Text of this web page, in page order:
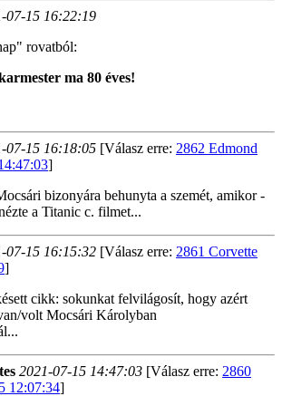
07-15 16:22:19
rovatból:
ma 80 éves!
07-15 16:18:05 [Válasz erre: 2862 Edmond
]
bizonyára behunyta a szemét, amikor -
a Titanic c. filmet...
07-15 16:15:32 [Válasz erre: 2861 Corvette
]
cikk: sokunkat felvilágosít, hogy azért
volt Mocsári Károlyban
2021-07-15 14:47:03 [Válasz erre: 2860
12:07:34]